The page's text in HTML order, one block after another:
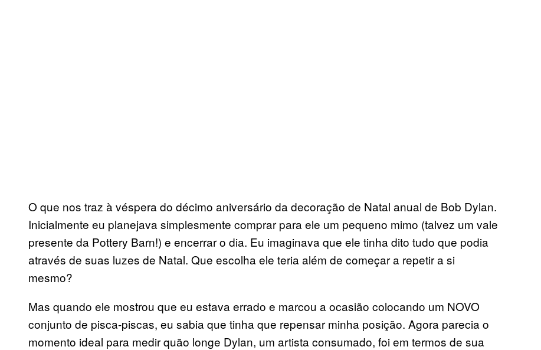
O que nos traz à véspera do décimo aniversário da decoração de Natal anual de Bob Dylan.
Inicialmente eu planejava simplesmente comprar para ele um pequeno mimo (talvez um vale
presente da Pottery Barn!) e encerrar o dia. Eu imaginava que ele tinha dito tudo que podia
através de suas luzes de Natal. Que escolha ele teria além de começar a repetir a si
mesmo?
Mas quando ele mostrou que eu estava errado e marcou a ocasião colocando um NOVO
conjunto de pisca-piscas, eu sabia que tinha que repensar minha posição. Agora parecia o
momento ideal para medir quão longe Dylan, um artista consumado, foi em termos de sua